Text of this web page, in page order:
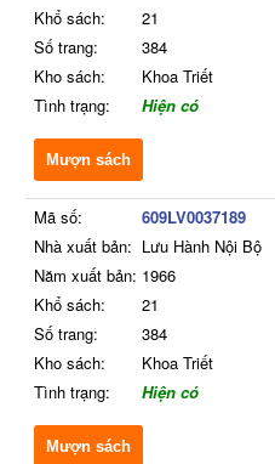
Khổ sách:
21
Số trang:
384
Kho sách:
Khoa Triết
Tình trạng:
Hiện có
Mượn sách
Mã số:
609LV0037189
Nhà xuất bản: Lưu Hành Nội Bộ
Năm xuất bản: 1966
Khổ sách:
21
Số trang:
384
Kho sách:
Khoa Triết
Tình trạng:
Hiện có
Mượn sách